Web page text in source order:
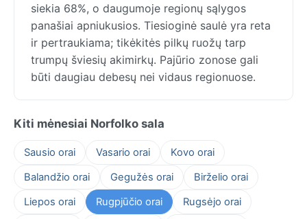
siekia 68%, o daugumoje regionų sąlygos
panašiai apniukusios. Tiesioginė saulė yra reta
ir pertraukiama; tikėkitės pilkų ruožų tarp
trumpų šviesių akimirkų. Pajūrio zonose gali
būti daugiau debesų nei vidaus regionuose.
Kiti mėnesiai Norfolko sala
Sausio orai Vasario orai
Kovo orai
Balandžio orai
Gegužės orai
Birželio orai
Liepos orai
Rugpjūčio orai Rugsėjo orai